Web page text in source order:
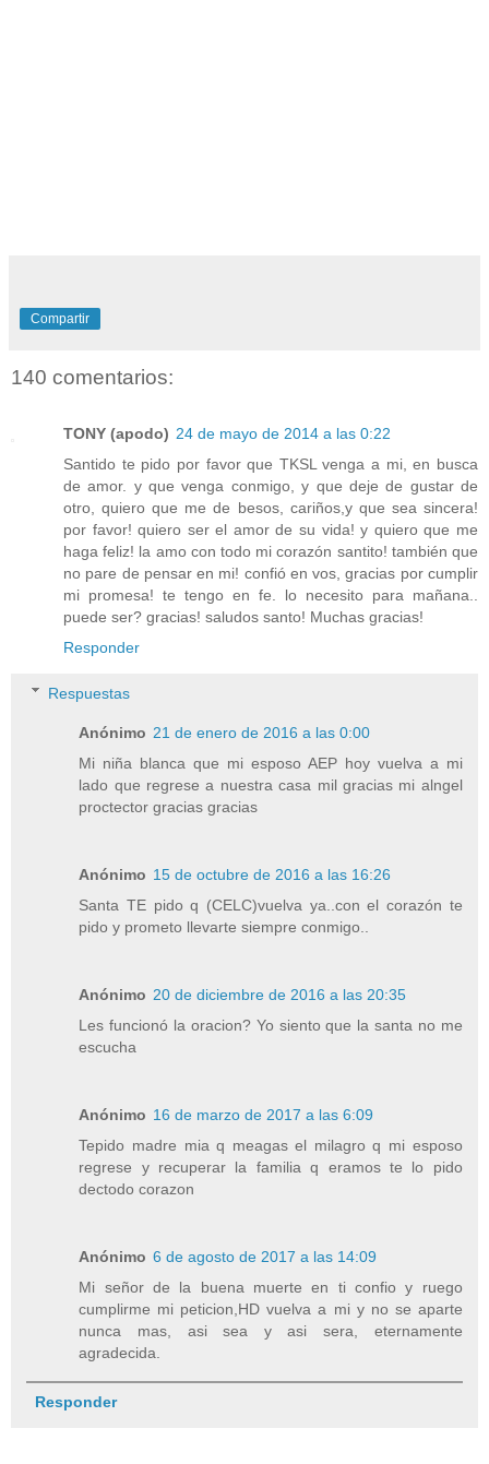
Compartir
140 comentarios:
TONY (apodo) 24 de mayo de 2014 a las 0:22
Santido te pido por favor que TKSL venga a mi, en busca
de amor. y que venga conmigo, y que deje de gustar de
otro, quiero que me de besos, cariños,y que sea sincera!
por favor! quiero ser el amor de su vida! y quiero que me
haga feliz! la amo con todo mi corazón santito! también que
no pare de pensar en mi! confió en vos, gracias por cumplir
mi promesa! te tengo en fe. lo necesito para mañana..
puede ser? gracias! saludos santo! Muchas gracias!
Responder
Respuestas
Anónimo 21 de enero de 2016 a las 0:00
Mi niña blanca que mi esposo AEP hoy vuelva a mi
lado que regrese a nuestra casa mil gracias mi alngel
proctector gracias gracias
Anónimo 15 de octubre de 2016 a las 16:26
Santa TE pido q (CELC)vuelva ya..con el corazón te
pido y prometo llevarte siempre conmigo..
Anónimo 20 de diciembre de 2016 a las 20:35
Les funcionó la oracion? Yo siento que la santa no me
escucha
Anónimo 16 de marzo de 2017 a las 6:09
Tepido madre mia q meagas el milagro q mi esposo
regrese y recuperar la familia q eramos te lo pido
dectodo corazon
Anónimo 6 de agosto de 2017 a las 14:09
Mi señor de la buena muerte en ti confio y ruego
cumplirme mi peticion,HD vuelva a mi y no se aparte
nunca mas, asi sea y asi sera, eternamente
agradecida.
Responder